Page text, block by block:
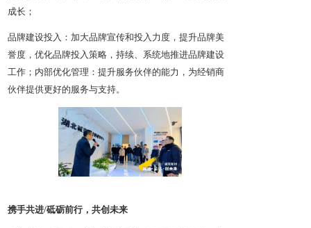
成长；
品牌建设投入：加大品牌宣传和投入力度，提升品牌美
誉度，优化品牌投入策略，持续、系统地推进品牌建设
工作；内部优化管理：提升服务伙伴的能力，为经销商
伙伴提供更好的服务与支持。
携手共进/砥砺前行，共创未来